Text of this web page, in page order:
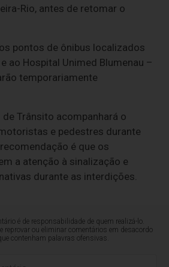
Rio, antes de retomar o
pontos de ônibus localizados
ao Hospital Unimed Blumenau –
temporariamente
de Trânsito acompanhará o
e pedestres durante
é que os
a atenção à sinalização e
durante as interdições.
é de responsabilidade de quem realizá-lo.
reprovar ou eliminar comentários em desacordo
contenham palavras ofensivas.